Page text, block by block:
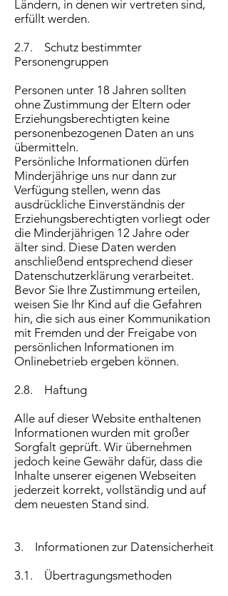
Ländern, in denen wir vertreten sind,
erfüllt werden.
2.7. Schutz bestimmter
Personengruppen
Personen unter 18 Jahren sollten
ohne Zustimmung der Eltern oder
Erziehungsberechtigten keine
personenbezogenen Daten an uns
übermitteln.
Persönliche Informationen dürfen
Minderjährige uns nur dann zur
Verfügung stellen, wenn das
ausdrückliche Einverständnis der
Erziehungsberechtigten vorliegt oder
die Minderjährigen 12 Jahre oder
älter sind. Diese Daten werden
anschließend entsprechend dieser
Datenschutzerklärung verarbeitet.
Bevor Sie Ihre Zustimmung erteilen,
weisen Sie Ihr Kind auf die Gefahren
hin, die sich aus einer Kommunikation
mit Fremden und der Freigabe von
persönlichen Informationen im
Onlinebetrieb ergeben können.
2.8. Haftung
Alle auf dieser Website enthaltenen
Informationen wurden mit großer
Sorgfalt geprüft. Wir übernehmen
jedoch keine Gewähr dafür, dass die
Inhalte unserer eigenen Webseiten
jederzeit korrekt, vollständig und auf
dem neuesten Stand sind.
3. Informationen zur Datensicherheit
3.1. Übertragungsmethoden